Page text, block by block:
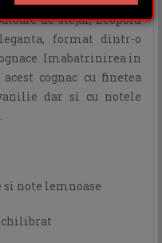
de stejar, Leopold
format dintr-o
Imabatrinirea in
cognac cu finetea
dar si cu notele
note lemnoase